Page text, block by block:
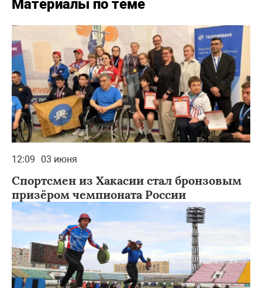
Материалы по теме
12:09 03 июня
Спортсмен из Хакасии стал бронзовым
призёром чемпионата России